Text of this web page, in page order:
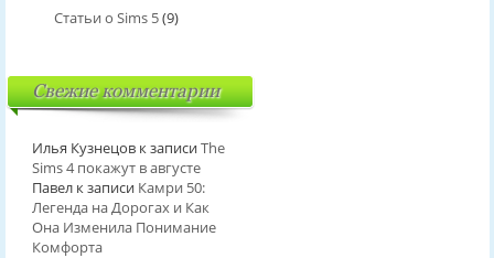
Статьи о Sims 5(9)
Свежие комментарии
Илья Кузнецовк записиThe
Sims 4 покажут в августе
Павелк записи Камри 50:
Легенда на Дорогах и Как
Она Изменила Понимание
Комфорта